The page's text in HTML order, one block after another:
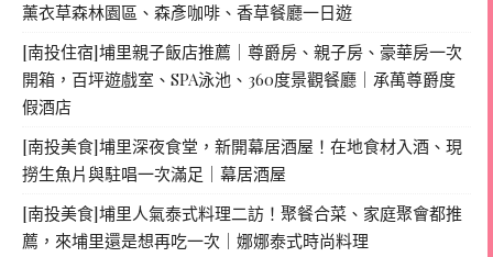
薰衣草森林園區、森彥咖啡、香草餐廳一日遊
[南投住宿]埔里親子飯店推薦｜尊爵房、親子房、豪華房一次
開箱，百坪遊戲室、SPA泳池、360度景觀餐廳｜承萬尊爵度
假酒店
[南投美食]埔里深夜食堂，新開幕居酒屋！在地食材入酒、現
撈生魚片與駐唱一次滿足｜幕居酒屋
[南投美食]埔里人氣泰式料理二訪！聚餐合菜、家庭聚會都推
薦，來埔里還是想再吃一次｜娜娜泰式時尚料理